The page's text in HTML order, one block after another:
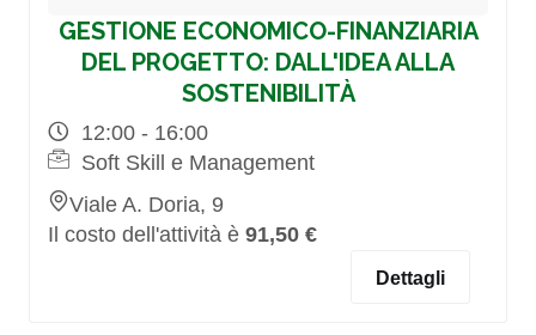
GESTIONE ECONOMICO-FINANZIARIA
DEL PROGETTO: DALL'IDEA ALLA
SOSTENIBILITÀ
12:00 - 16:00
Soft Skill e Management
Viale A. Doria, 9
Il costo dell'attività è 91,50 €
Dettagli